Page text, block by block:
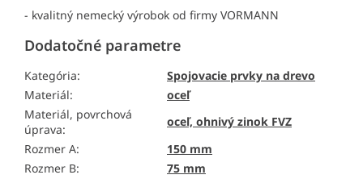
- kvalitný nemecký výrobok od firmy VORMANN
Dodatočné parametre
Kategória:
Spojovacie prvky na drevo
Materiál:
oceľ
Materiál, povrchová
úprava:
oceľ, ohnivý zinok FVZ
Rozmer A:
150 mm
Rozmer B:
75 mm